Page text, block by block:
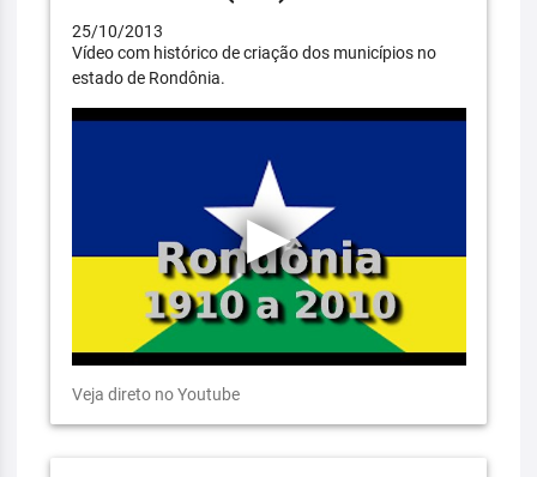
25/10/2013
Vídeo com histórico de criação dos municípios no
estado de Rondônia.
Veja direto no Youtube